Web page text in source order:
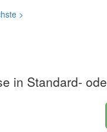
>
in Standard-